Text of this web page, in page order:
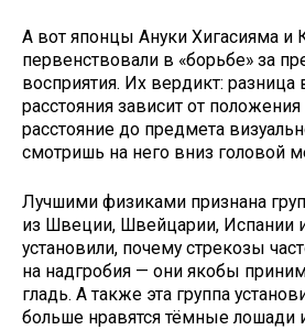
А вот японцы Ануки Хигасияма и
первенствовали в «борьбе» за
восприятия. Их вердикт: разница
расстояния зависит от
расстояние до предмета
смотришь на него вниз головой
Лучшими физиками признана
из Швеции, Швейцарии, Испании
установили, почему стрекозы
на надгробия — они якобы
гладь. А также эта группа
больше нравятся тёмные лошади